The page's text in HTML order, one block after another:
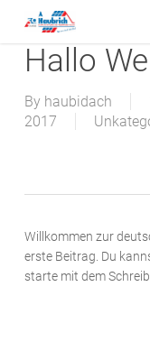
contentHallo
By haubidach
2017
Willkommen zur
erste Beitrag. Du
starte mit dem